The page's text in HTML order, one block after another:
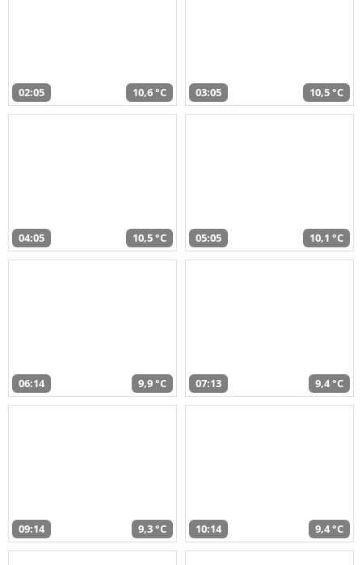
02:05 10,6 °C 03:05 10,5 °C
04:05 10,5 °C 05:05 10,1 °C
06:14 9,9 °C 07:13 9,4 °C
09:14 9,3 °C 10:14 9,4 °C